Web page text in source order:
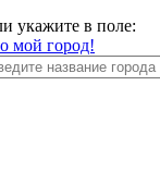
укажите в поле:
мой город!